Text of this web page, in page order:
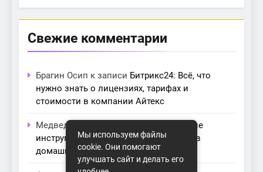
Свежие комментарии
Брагин Осип к записи Битрикс24: Всё, что
нужно знать о лицензиях, тарифах и
стоимости в компании Айтекс
Медведева Амалия
Основные
инструменты для создания серверов в
домашних условиях
Мы используем файлы
cookie. Они помогают
улучшать сайт и делать его